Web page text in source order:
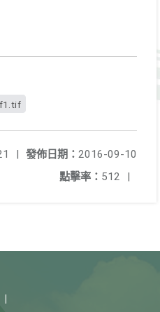
發佈日期： 2016-09-10
|
點擊率： 512 |